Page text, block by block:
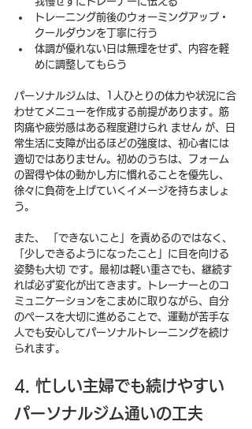
トレーニング前後のウォーミングアップ・
クールダウンを丁寧に行う
体調が優れない日は無理をせず、内容を軽
めに調整してもらう
パーソナルジムは、1人ひとりの体力や状況に合
わせてメニューを作成する前提があります。筋
肉痛や疲労感はある程度避けられ ません が、日
常生活に支障が出るほどの強度は、初心者には
適切ではありません。初めのうちは、フォーム
の習得や体の動かし方に慣れることを優先し、
徐々に負荷を上げていくイメージを持ちましょ
う。
また、 「できないこと」を責めるのではなく、
「少しできるようになったこと」に目を向ける
姿勢も大切 です。最初は軽い重さでも、継続す
れば必ず変化が出てきます。トレーナーとのコ
ミュニケーションをこまめに取りながら、自分
のペースを大切に進めることで、運動が苦手な
人でも安心してパーソナルトレーニングを続け
られます。
4. 忙しい主婦でも続けやすい
パーソナルジム通いの工夫